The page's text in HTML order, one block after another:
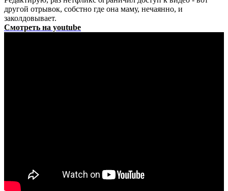
другой отрывок, собстно где она маму, нечаянно, и
заколдовывает.
Смотреть на youtube